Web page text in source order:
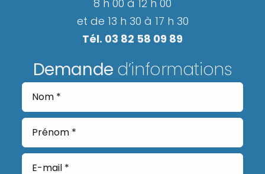
8 h 00 à 12 h 00
et de 13 h 30 à 17 h 30
Tél. 03 82 58 09 89
Demande d’informations